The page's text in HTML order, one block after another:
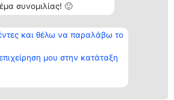
συνομιλίας! 🙂
και θέλω να παραλάβω το
μου στην κατάταξη
Κατάταξη
Διακριθέντες
των
διακριθέντων
προϋποθέσεις
Επικοινωνία
Επικοινωνία